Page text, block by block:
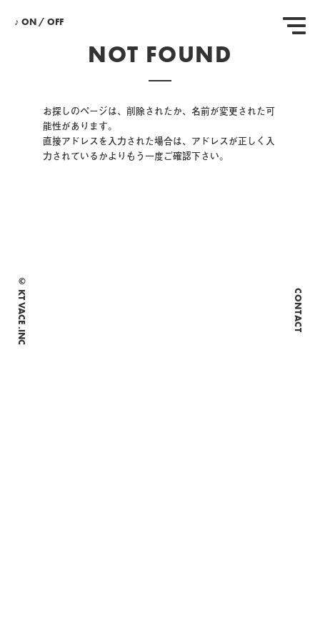
NOT FOUND
お探しのページは、削除されたか、名前が変更された可
能性があります。
直接アドレスを入力された場合は、アドレスが正しく入
力されているかよりもう一度ご確認下さい。
CONTACT
© KT VACE .INC
♪ ON / OFF